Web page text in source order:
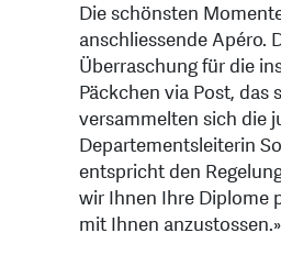
Die schönsten
anschliessende Apéro.
Überraschung für die
Päckchen via Post,
versammelten sich die
Departementsleiterin
entspricht den
wir Ihnen Ihre Diplome
mit Ihnen anzustossen.»